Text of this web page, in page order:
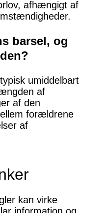
afhængigt af
barsel, og
umiddelbart
af
af den
forældrene
af
kan virke